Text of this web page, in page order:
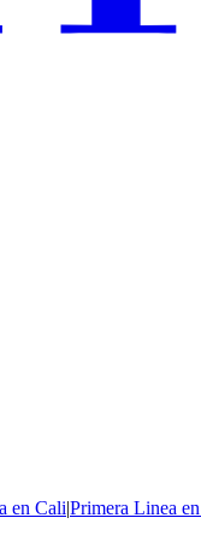
en Cali|Primera Linea